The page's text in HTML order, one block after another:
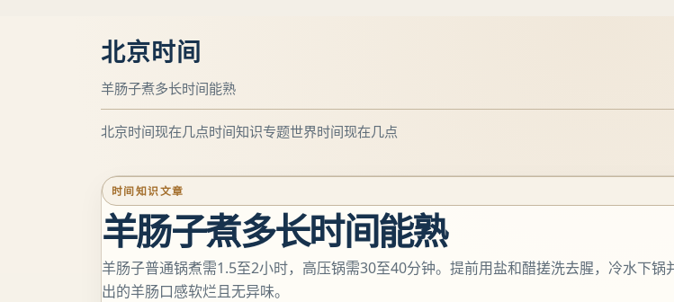
北京时间
羊肠子煮多长时间能熟
北京时间现在几点时间知识专题世界时间现在几点
时间知识文章
羊肠子煮多长时间能熟
羊肠子普通锅煮需1.5至2小时，高压锅需30至40分钟。提前用盐和醋搓洗去腥，冷水下锅
出的羊肠口感软烂且无异味。